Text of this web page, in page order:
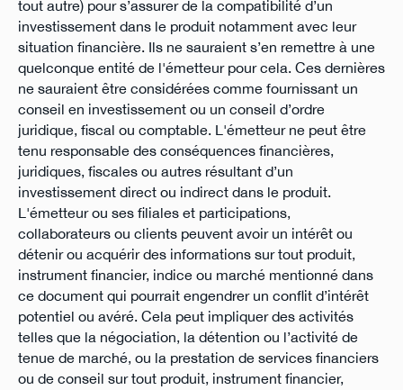
tout autre) pour s’assurer de la compatibilité d’un
investissement dans le produit notamment avec leur
situation financière. Ils ne sauraient s’en remettre à une
quelconque entité de l'émetteur pour cela. Ces dernières
ne sauraient être considérées comme fournissant un
conseil en investissement ou un conseil d’ordre
juridique, fiscal ou comptable. L'émetteur ne peut être
tenu responsable des conséquences financières,
juridiques, fiscales ou autres résultant d’un
investissement direct ou indirect dans le produit.
L'émetteur ou ses filiales et participations,
collaborateurs ou clients peuvent avoir un intérêt ou
détenir ou acquérir des informations sur tout produit,
instrument financier, indice ou marché mentionné dans
ce document qui pourrait engendrer un conflit d’intérêt
potentiel ou avéré. Cela peut impliquer des activités
telles que la négociation, la détention ou l’activité de
tenue de marché, ou la prestation de services financiers
ou de conseil sur tout produit, instrument financier,